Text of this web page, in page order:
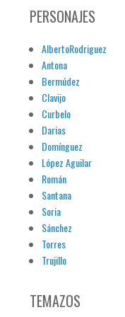
PERSONAJES
AlbertoRodriguez
Antona
Bermúdez
Clavijo
Curbelo
Darias
Domínguez
López Aguilar
Román
Santana
Soria
Sánchez
Torres
Trujillo
TEMAZOS